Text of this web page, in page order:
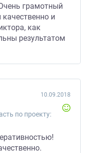
грамотный
и
как
результатом
по проекту:
10.09.2018